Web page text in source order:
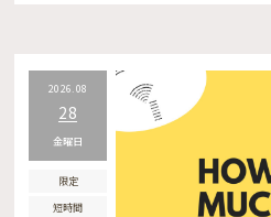
2026.08
28
金曜日
限定
短時間